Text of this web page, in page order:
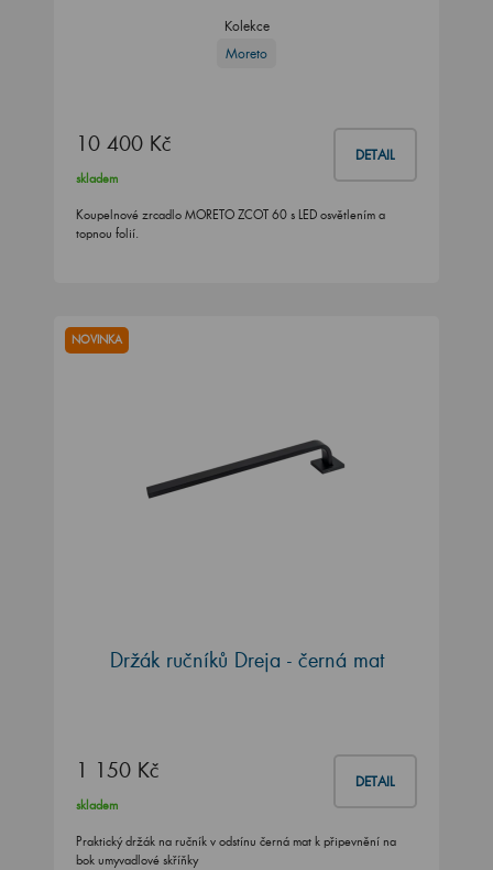
Kolekce
Moreto
10 400 Kč DETAIL
skladem
Koupelnové zrcadlo MORETO ZCOT 60 s LED osvětlením a
topnou folií.
NOVINKA
Držák ručníků Dreja - černá mat
1 150 Kč DETAIL
skladem
Praktický držák na ručník v odstínu černá mat k připevnění na
bok umyvadlové skříňky